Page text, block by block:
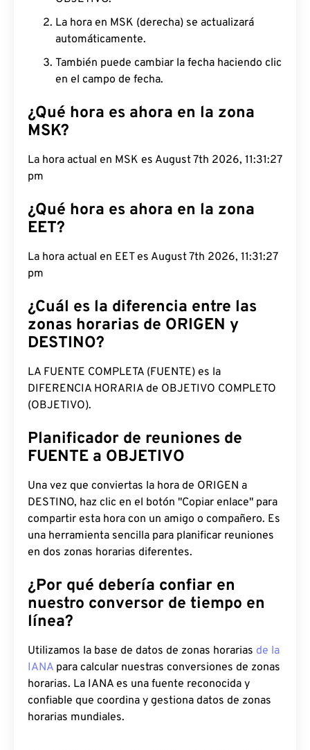
La hora en MSK (derecha) se actualizará
automáticamente.
También puede cambiar la fecha haciendo clic
en el campo de fecha.
¿Qué hora es ahora en la zona
MSK?
La hora actual en MSK es August 7th 2026,
11:31:28 pm
¿Qué hora es ahora en la zona
EET?
La hora actual en EET es August 7th 2026, 11:31:28
pm
¿Cuál es la diferencia entre las
zonas horarias de ORIGEN y
DESTINO?
LA FUENTE COMPLETA (FUENTE) es la
DIFERENCIA HORARIA de OBJETIVO COMPLETO
(OBJETIVO).
Planificador de reuniones de
FUENTE a OBJETIVO
Una vez que conviertas la hora de ORIGEN a
DESTINO, haz clic en el botón "Copiar enlace" para
compartir esta hora con un amigo o compañero. Es
una herramienta sencilla para planificar reuniones
en dos zonas horarias diferentes.
¿Por qué debería confiar en
nuestro conversor de tiempo en
línea?
Utilizamos la base de datos de zonas horarias de la
IANA para calcular nuestras conversiones de zonas
horarias. La IANA es una fuente reconocida y
confiable que coordina y gestiona datos de zonas
horarias mundiales.